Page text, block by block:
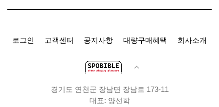
로그인 고객센터 공지사항 대량구매혜택 회사소개
경기도 연천군 장남면 장남로 173-11
대표: 양선학